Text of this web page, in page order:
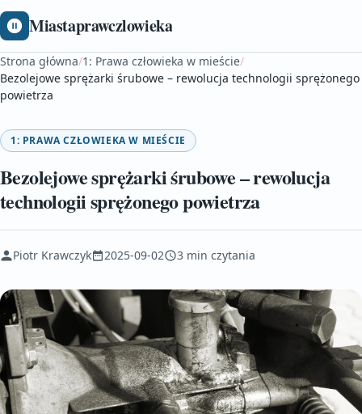
Miastaprawczlowieka
Strona główna/1: Prawa człowieka w mieście/
Bezolejowe sprężarki śrubowe – rewolucja technologii sprężonego
powietrza
1: PRAWA CZŁOWIEKA W MIEŚCIE
Bezolejowe sprężarki śrubowe – rewolucja
technologii sprężonego powietrza
Piotr Krawczyk 2025-09-02 3 min czytania